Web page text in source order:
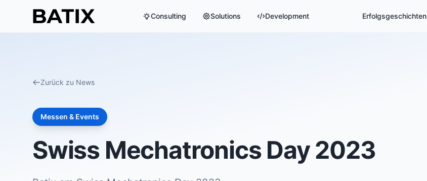
Consulting Solutions Development Erfolgsgeschichten
Zurück zu News
Messen & Events
Swiss Mechatronics Day 2023